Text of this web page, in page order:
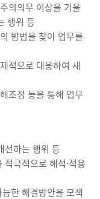
의의무 이상을 기울
행위 등
방법을 찾아 업무를
적으로 대응하여 새
조정 등을 통해 업무
선하는 행위 등
극적으로 해석·적용
한 해결방안을 모색